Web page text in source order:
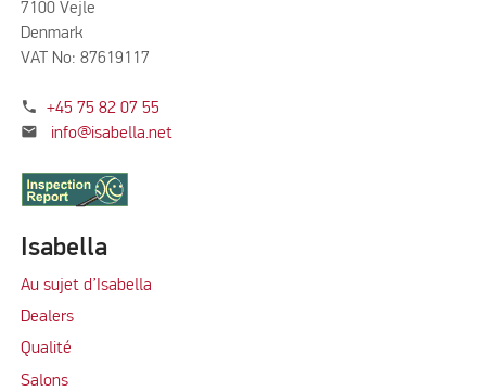
7100 Vejle
Denmark
VAT No: 87619117
phone +45 75 82 07 55
mail info@isabella.net
Isabella
Au sujet d’Isabella
Dealers
Qualité
Salons